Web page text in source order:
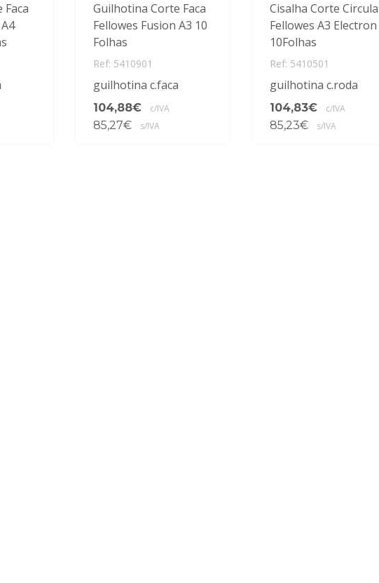
Guilhotina Corte Faca
Fellowes Fusion A3 10
Folhas
Ref: 5410901
guilhotina c.faca
104,88€ c/IVA
85,27€ s/IVA
Cisalha Corte
Fellowes A3 Electron
10Folhas
Ref: 5410501
guilhotina c.roda
104,83€ c/IVA
85,23€ s/IVA